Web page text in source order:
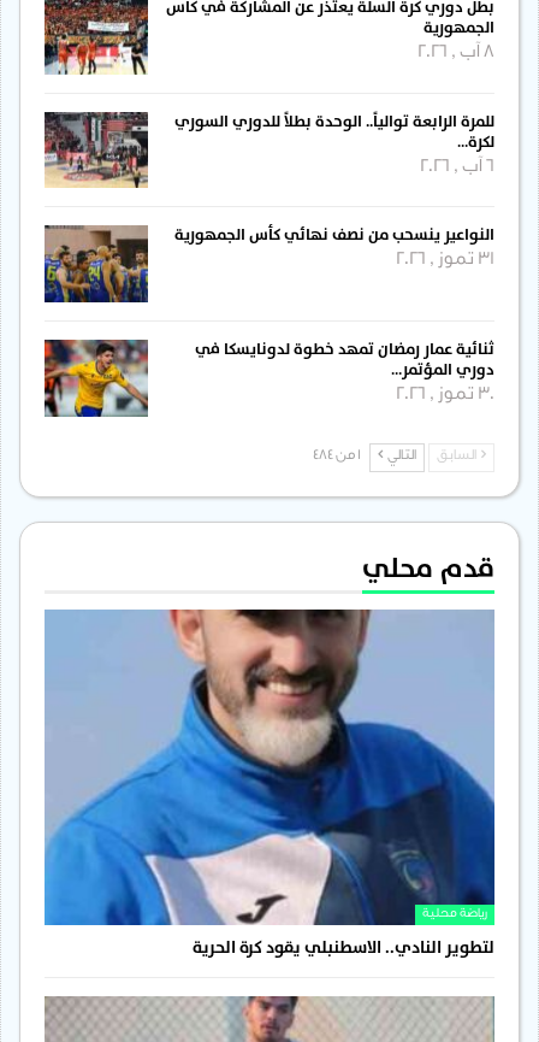
بطل دوري كرة السلة يعتذر عن المشاركة في كأس
الجمهورية
للمرة الرابعة توالياً.. الوحدة بطلاً للدوري السوري
لكرة…
النواعير ينسحب من نصف نهائي كأس الجمهورية
31 تموز , 2026
ثنائية عمار رمضان تمهد خطوة لدونايسكا في
دوري المؤتمر…
30 تموز , 2026
السابق التالي
قدم محلي
رياضة محلية
لتطوير النادي.. الاسطنبلي يقود كرة الحرية